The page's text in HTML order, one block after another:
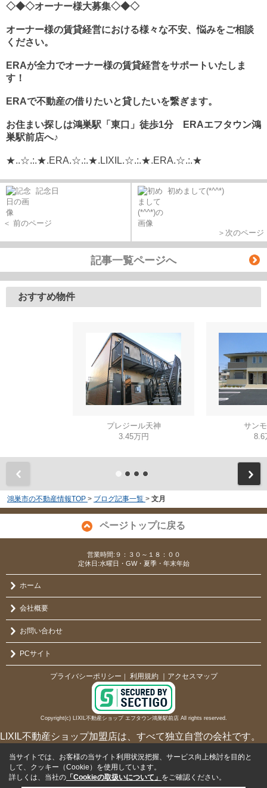
◇◆◇オーナー様大募集◇◆◇
オーナー様の賃貸経営における様々な不安、悩みをご相談
ください。
ERAが全力でオーナー様の賃貸経営をサポートいたしま
す！
ERAで不動産の借りたいと貸したいを繋ぎます。
お住まい探しは鴻巣駅「東口」徒歩1分 ERAエフタウン鴻
巣駅前店へ♪
★..☆.:.★.ERA.☆.:.★.LIXIL.☆.:.★.ERA.☆.:.★
記念日
＜ 前のページ
初めまして(*^^*)
＞次のページ
記事一覧ページへ
おすすめ物件
プレジール天神
3.45万円
サン
8.6
鴻巣市の不動産情報TOP > ブログ記事一覧 > 文月
ページトップに戻る
営業時間:９：３０～１８：００
定休日:水曜日・GW・夏季・年末年始
ホーム
会社概要
お問い合わせ
PCサイト
プライバシーポリシー ｜ 利用規約 ｜アクセスマップ
Copyright(c) LIXIL不動産ショップ エフタウン鴻巣駅前店 All rights reserved.
LIXIL不動産ショップ加盟店は、すべて独立自営の会社です。
当サイトでは、お客様の当サイト利用状況把握、サービス向上検討を目的と
して、クッキー（Cookie）を使用しています。
詳しくは、当社の 「Cookieの取扱いについて」 をご確認ください。